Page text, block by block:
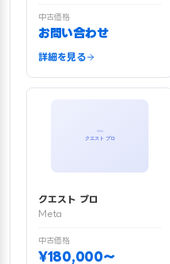
中古価格
お問い合わせ
詳細を見る
クエスト プロ
Meta
中古価格
¥180,000〜